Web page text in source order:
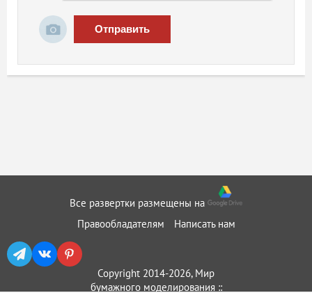
Отправить
Все развертки размещены на
Правообладателям
Написать нам
Copyright 2014-2026, Мир
бумажного моделирования ::